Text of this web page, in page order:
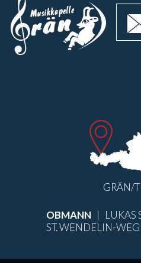
GRÄN/
OBMANN | LUKAS
ST. WENDELIN-